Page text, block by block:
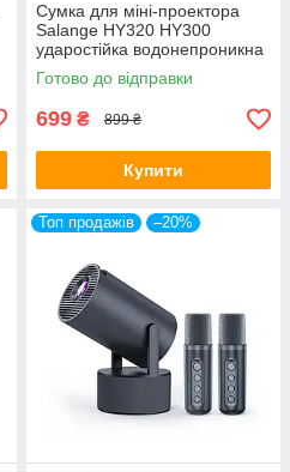
Сумка для міні-проектора
Salange HY320 HY300
ударостійка водонепроникна
EVA сумка для перенесення
Готово до відправки
699 ₴ 899 ₴
Купити
Топ продажів –20%